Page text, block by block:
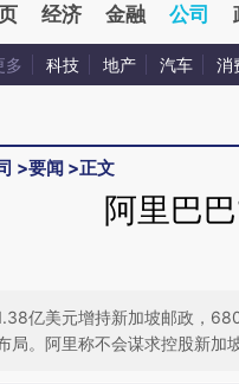
经济 金融 公司
多 科技 地产 汽车 消
>要闻 >正文
阿里巴
亿美元增持新加坡邮政，
局。阿里称不会谋求控股新加